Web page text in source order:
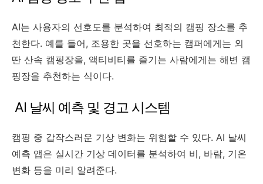
AI는 사용자의 선호도를 분석하여 최적의 캠핑 장소를 추
천한다. 예를 들어, 조용한 곳을 선호하는 캠퍼에게는 외
딴 산속 캠핑장을, 액티비티를 즐기는 사람에게는 해변 캠
핑장을 추천하는 식이다.
AI 날씨 예측 및 경고 시스템
캠핑 중 갑작스러운 기상 변화는 위험할 수 있다. AI 날씨
예측 앱은 실시간 기상 데이터를 분석하여 비, 바람, 기온
변화 등을 미리 알려준다.